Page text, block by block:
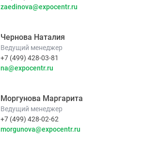
zaedinova@expocentr.ru
Чернова Наталия
Ведущий менеджер
+7 (499) 428-03-81
na@expocentr.ru
Моргунова Маргарита
Ведущий менеджер
+7 (499) 428-02-62
morgunova@expocentr.ru